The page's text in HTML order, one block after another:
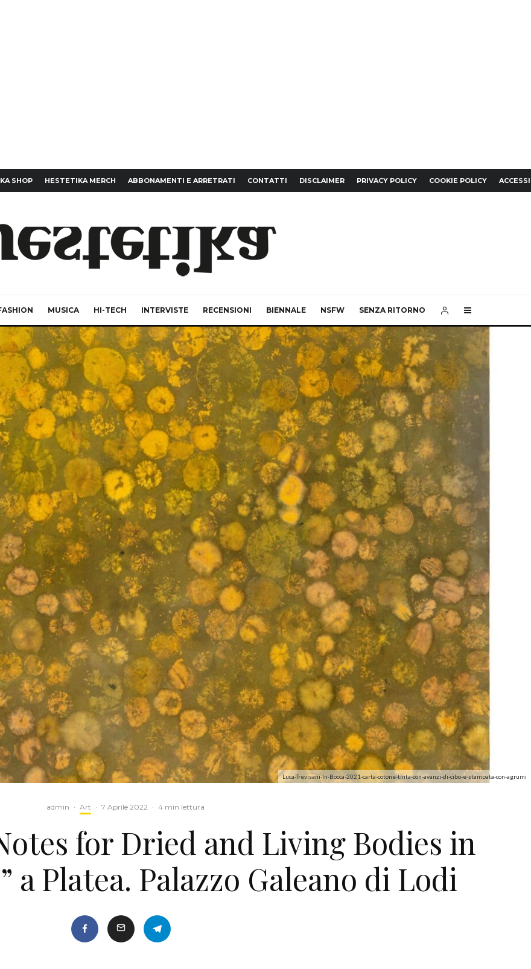
SHOP HESTETIKA MERCH ABBONAMENTI E ARRETRATI CONTATTI DISCLAIMER PRIVACY POLICY COOKIE POLICY
MUSICA HI-TECH INTERVISTE RECENSIONI BIENNALE NSFW SENZA RITORNO
Luca-Trevisani-In-Bocca-2021-carta-cotone-tinta-con-avanzi-di-cibo-e-stampata-con-agrumi
admin · Art · 7 Aprile 2022 · 4 min lettura
for Dried and Living Bodies in
a Platea. Palazzo Galeano di Lodi